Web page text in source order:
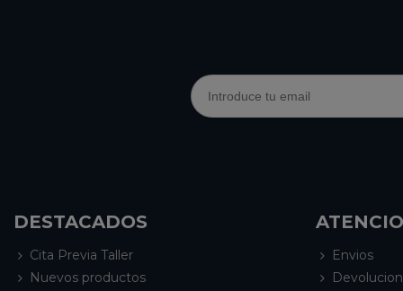
DESTACADOS
Cita Previa Taller
Nuevos productos
Envios